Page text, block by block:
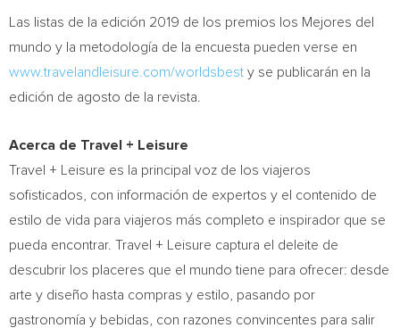
Las listas de la edición 2019 de los premios los Mejores del
mundo y la metodología de la encuesta pueden verse en
www.travelandleisure.com/worldsbest y se publicarán en la
edición de agosto de la revista.
Acerca de Travel + Leisure
Travel + Leisure es la principal voz de los viajeros
sofisticados, con información de expertos y el contenido de
estilo de vida para viajeros más completo e inspirador que se
pueda encontrar. Travel + Leisure captura el deleite de
descubrir los placeres que el mundo tiene para ofrecer: desde
arte y diseño hasta compras y estilo, pasando por
gastronomía y bebidas, con razones convincentes para salir